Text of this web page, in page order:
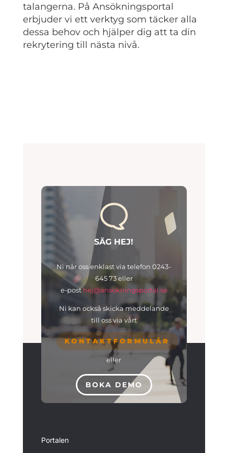
talangerna. På Ansökningsportal
erbjuder vi ett verktyg som täcker alla
dessa behov och hjälper dig att ta din
rekrytering till nästa nivå.
SÄG HEJ!
Ni når oss enklast via telefon 0243-
645 73 eller
e-posthej@ansokningsportal.se
Ni kan också skicka meddelande
till oss via vårt
KONTAKTFORMULÄR
eller
BOKA DEMO
Portalen